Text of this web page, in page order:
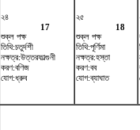
২৪
17
শুক্ল পক্ষ
তিথি:চতুর্দশী
নক্ষত্র:উত্তরফাল্গুনী
করণ:বণিজ
যোগ:ধ্রুব
২৫
18
শুক্ল পক্ষ
তিথি:পূর্ণিমা
নক্ষত্র:হস্তা
করণ:বব
যোগ:ব্যাঘাত